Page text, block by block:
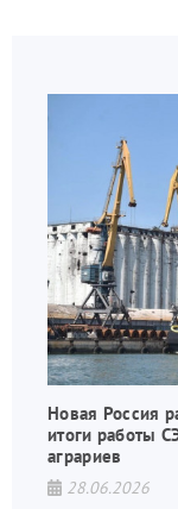
Новая Россия
итоги работы
аграриев
28.06.2026